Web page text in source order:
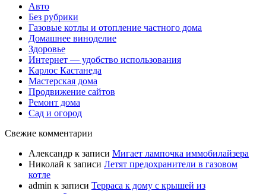
Авто
Без рубрики
Газовые котлы и отопление частного дома
Домашнее виноделие
Здоровье
Интернет — удобство использования
Карлос Кастанеда
Мастерская дома
Продвижение сайтов
Ремонт дома
Сад и огород
Свежие комментарии
Александр к записи Мигает лампочка иммобилайзера
Николай к записи Летят предохранители в газовом
котле
admin к записи Терраса к дому с крышей из